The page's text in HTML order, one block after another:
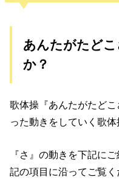
あんたがたど
か？
歌体操『あんたがたど
った動きをしていく歌体
『さ』の動きを下記に
記の項目に沿ってご覧く